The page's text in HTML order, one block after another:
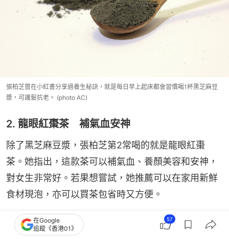
張柏芝曾在小紅書分享過養生秘訣，就是每日早上起床都會習慣喝1杯黑芝麻豆
漿，可護髮抗老。 (photo AC)
2. 龍眼紅棗茶 補氣血安神
除了黑芝麻豆漿，張柏芝第2常喝的就是龍眼紅棗
茶。她指出，這款茶可以補氣血、養顏美容和安神，
對女生非常好。若果想嘗試，她推薦可以在家用新鮮
食材現泡，亦可以買茶包省時又方便。
在Google
追蹤《香港01》
57